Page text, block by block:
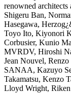
renowned
Shigeru Ban,
Hasegawa,
Toyo Ito, Kiyonori
Corbusier, Kunio
MVRDV, Hiroshi
Jean Nouvel,
SANAA, Kazuyo
Takamatsu, Kenzo
Lloyd Wright, Riken